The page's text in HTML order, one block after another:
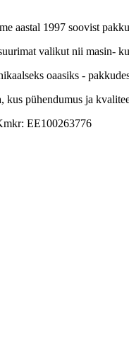
aastal 1997 soovist
valikut nii masin-
oaasiks -
kus pühendumus ja
EE100263776